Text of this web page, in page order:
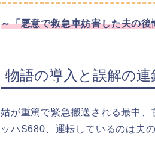
～「悪意で救急車妨害した夫の後
物語の導入と誤解の連
姑が重篤で緊急搬送される最中
ッハS680、運転しているのは夫の